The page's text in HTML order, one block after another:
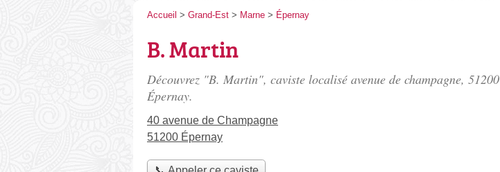
Accueil > Grand-Est > Marne > Épernay
B. Martin
Découvrez "B. Martin", caviste localisé avenue de champagne, 51200
Épernay.
40 avenue de Champagne
51200 Épernay